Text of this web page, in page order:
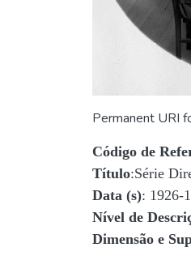
Permanent URI
Código de
Título:Série
Data (s): 1926-
Nível de
Dimensão e